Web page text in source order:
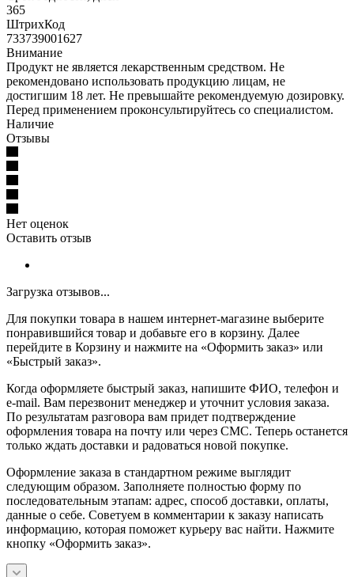
365
ШтрихКод
733739001627
Внимание
Продукт не является лекарственным средством. Не
рекомендовано использовать продукцию лицам, не
достигшим 18 лет. Не превышайте рекомендуемую дозировку.
Перед применением проконсультируйтесь со специалистом.
Наличие
Отзывы
Нет оценок
Оставить отзыв
Загрузка отзывов...
Для покупки товара в нашем интернет-магазине выберите
понравившийся товар и добавьте его в корзину. Далее
перейдите в Корзину и нажмите на «Оформить заказ» или
«Быстрый заказ».
Когда оформляете быстрый заказ, напишите ФИО, телефон и
e-mail. Вам перезвонит менеджер и уточнит условия заказа.
По результатам разговора вам придет подтверждение
оформления товара на почту или через СМС. Теперь останется
только ждать доставки и радоваться новой покупке.
Оформление заказа в стандартном режиме выглядит
следующим образом. Заполняете полностью форму по
последовательным этапам: адрес, способ доставки, оплаты,
данные о себе. Советуем в комментарии к заказу написать
информацию, которая поможет курьеру вас найти. Нажмите
кнопку «Оформить заказ».